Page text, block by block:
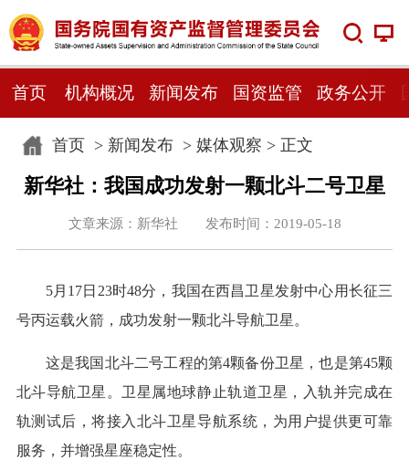
首页 机构概况 新闻发布 国资监管 政务公开
首页> 新闻发布> 媒体观察 > 正文
新华社：我国成功发射一颗北斗二号卫星
文章来源：新华社 发布时间：2019-05-18
5月17日23时48分，我国在西昌卫星发射中心用长征三
号丙运载火箭，成功发射一颗北斗导航卫星。
这是我国北斗二号工程的第4颗备份卫星，也是第45颗
北斗导航卫星。卫星属地球静止轨道卫星，入轨并完成在
轨测试后，将接入北斗卫星导航系统，为用户提供更可靠
服务，并增强星座稳定性。